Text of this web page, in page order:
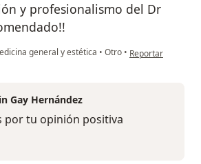
y profesionalismo del Dr
general y estética • Otro • en opinión del
Reportar
Gay Hernández
por tu opinión positiva